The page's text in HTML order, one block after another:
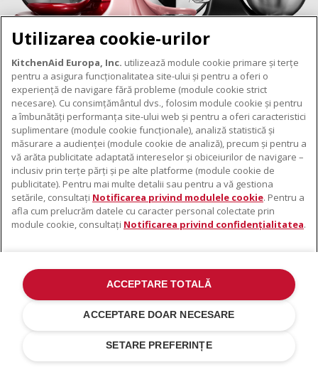
DESPRE KITCHENAID
Despre KitchenAid
Istoria mărcii
ODR
PRODUSELE NOASTRE
Electrocasnice mici
Accesorii pentru produse
SUPORT
De unde cumpărați
Localizator centre de service
Contacte
©2022 Toate drepturile rezervate. KitchenAid și designul mixerului cu
suport sunt mărci înregistrate în SUA. și în altă parte .
Notificare Privind Confidențialitatea.Modulele cookie.Alte țări
Utilizarea cookie-urilor
KitchenAid Europa, Inc. utilizează module cookie primare și terțe
pentru a asigura funcționalitatea site-ului și pentru a oferi o
experiență de navigare fără probleme (module cookie strict
necesare). Cu consimțământul dvs., folosim module cookie și pentru
a îmbunătăți performanța site-ului web și pentru a oferi caracteristici
suplimentare (module cookie funcționale), analiză statistică și
măsurare a audienței (module cookie de analiză), precum și pentru a
vă arăta publicitate adaptată intereselor și obiceiurilor de navigare –
inclusiv prin terțe părți și pe alte platforme (module cookie de
publicitate). Pentru mai multe detalii sau pentru a vă gestiona
setările, consultați Notificarea privind modulele cookie. Pentru a
afla cum prelucrăm datele cu caracter personal colectate prin
module cookie, consultați Notificarea privind confidențialitatea.
SETARE PREFERINȚE
ACCEPTARE DOAR NECESARE
ACCEPTARE TOTALĂ